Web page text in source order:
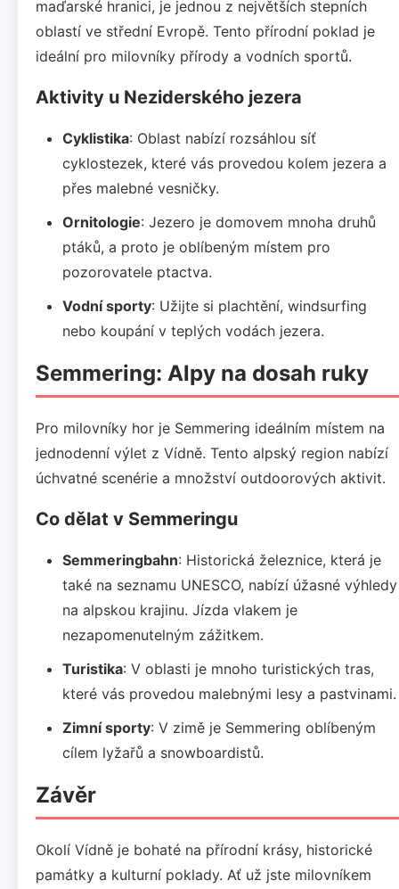
maďarské hranici, je jednou z největších stepních
oblastí ve střední Evropě. Tento přírodní poklad je
ideální pro milovníky přírody a vodních sportů.
Aktivity u Neziderského jezera
Cyklistika: Oblast nabízí rozsáhlou síť
cyklostezek, které vás provedou kolem jezera a
přes malebné vesničky.
Ornitologie: Jezero je domovem mnoha druhů
ptáků, a proto je oblíbeným místem pro
pozorovatele ptactva.
Vodní sporty: Užijte si plachtění, windsurfing
nebo koupání v teplých vodách jezera.
Semmering: Alpy na dosah ruky
Pro milovníky hor je Semmering ideálním místem na
jednodenní výlet z Vídně. Tento alpský region nabízí
úchvatné scenérie a množství outdoorových aktivit.
Co dělat v Semmeringu
Semmeringbahn: Historická železnice, která je
také na seznamu UNESCO, nabízí úžasné výhledy
na alpskou krajinu. Jízda vlakem je
nezapomenutelným zážitkem.
Turistika: V oblasti je mnoho turistických tras,
které vás provedou malebnými lesy a pastvinami.
Zimní sporty: V zimě je Semmering oblíbeným
cílem lyžařů a snowboardistů.
Závěr
Okolí Vídně je bohaté na přírodní krásy, historické
památky a kulturní poklady. Ať už jste milovníkem